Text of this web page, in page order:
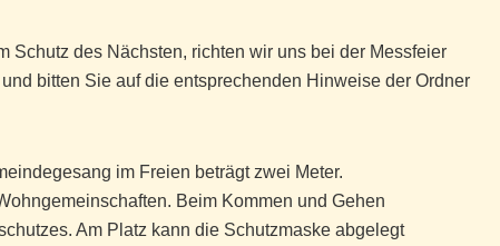
Schutz des Nächsten, richten wir uns bei der Messfeier
bitten Sie auf die entsprechenden Hinweise der Ordner
im Freien beträgt zwei Meter.
Beim Kommen und Gehen
Am Platz kann die Schutzmaske abgelegt